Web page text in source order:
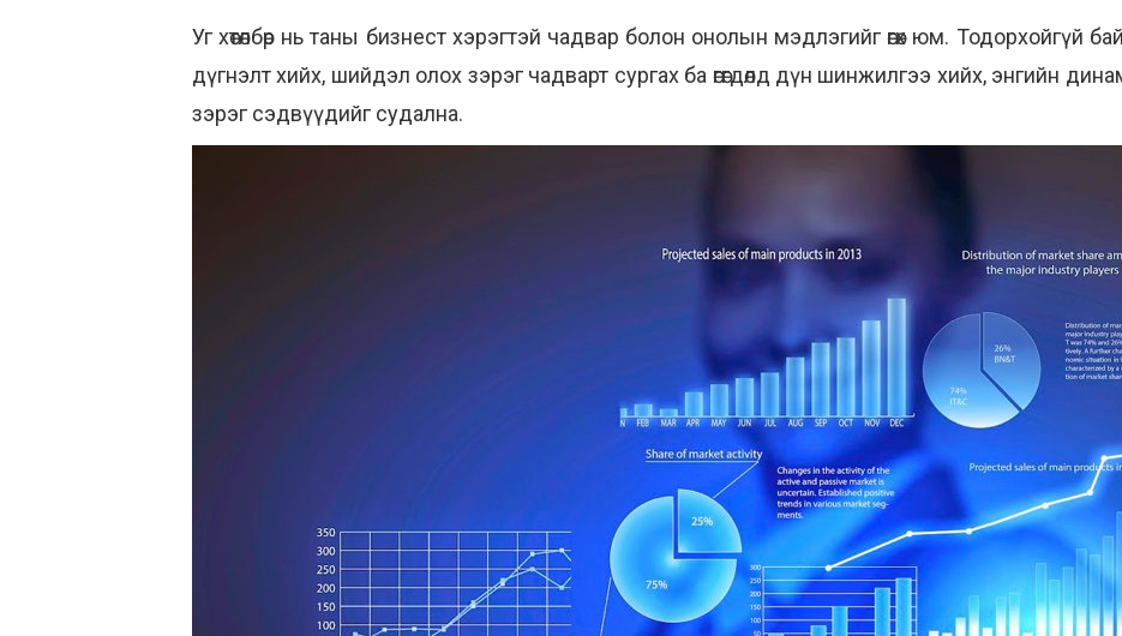
Уг хөтөлбөр нь таны бизнест хэрэгтэй чадвар болон онолын мэдлэгийг өгөх юм. Тодорхойгүй
дүгнэлт хийх, шийдэл олох зэрэг чадварт сургах ба өгөгдөлд дүн шинжилгээ хийх, энгийн
зэрэг сэдвүүдийг судална.